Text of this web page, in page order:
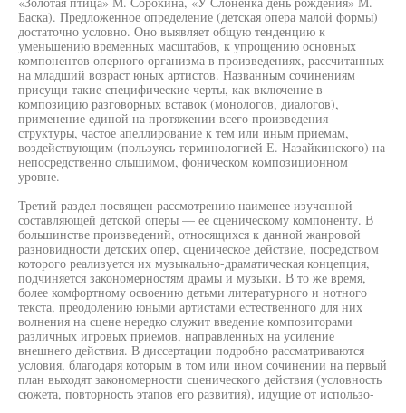
Баска). Предложенное определение (детская опера малой формы)
достаточно условно. Оно выявляет общую тенденцию к
уменьшению временных масштабов, к упрощению основных
компонентов оперного организма в произведениях, рассчитанных
на младший возраст юных артистов. Названным сочинениям
присущи такие специфические черты, как включение в
композицию разговорных вставок (монологов, диалогов),
применение единой на протяжении всего произведения
структуры, частое апеллирование к тем или иным приемам,
воздействующим (пользуясь терминологией Е. Назайкинского) на
непосредственно слышимом, фоническом композиционном
уровне.
Третий раздел посвящен рассмотрению наименее изученной
составляющей детской оперы — ее сценическому компоненту. В
большинстве произведений, относящихся к данной жанровой
разновидности детских опер, сценическое действие, посредством
которого реализуется их музыкально-драматическая концепция,
подчиняется закономерностям драмы и музыки. В то же время,
более комфортному освоению детьми литературного и нотного
текста, преодолению юными артистами естественного для них
волнения на сцене нередко служит введение композиторами
различных игровых приемов, направленных на усиление
внешнего действия. В диссертации подробно рассматриваются
условия, благодаря которым в том или ином сочинении на первый
план выходят закономерности сценического действия (условность
сюжета, повторность этапов его развития), идущие от использо-